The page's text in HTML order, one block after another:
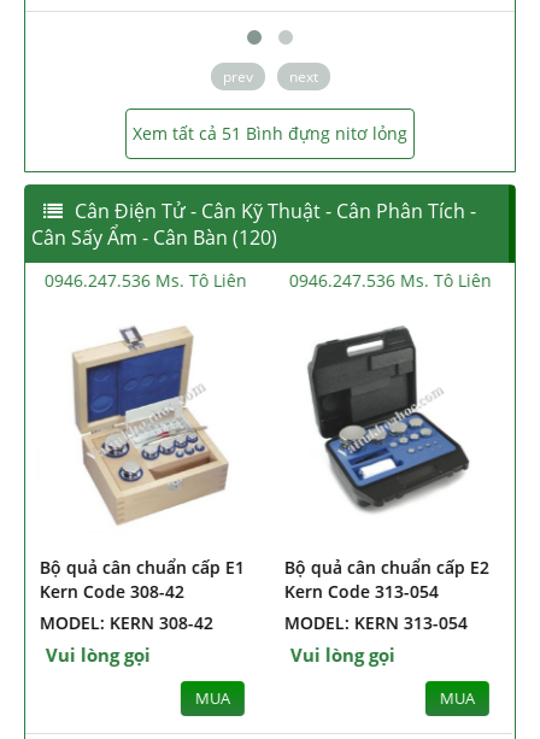
prev next
Xem tất cả 51 Bình đựng nitơ lỏng
Cân Điện Tử - Cân Kỹ Thuật - Cân Phân Tích -
Cân Sấy Ẩm - Cân Bàn (120)
0946.247.536 Ms. Tô Liên
Bộ quả cân chuẩn cấp E2
Kern Code 313-054
MODEL: KERN 313-054
Vui lòng gọi
MUA
0946.247.536 Ms. Tô Liên
Bộ quả cân chuẩn F1 từ
1g ~ 500g Kern Code 322-
054
MODEL: KERN 322-054
MUA